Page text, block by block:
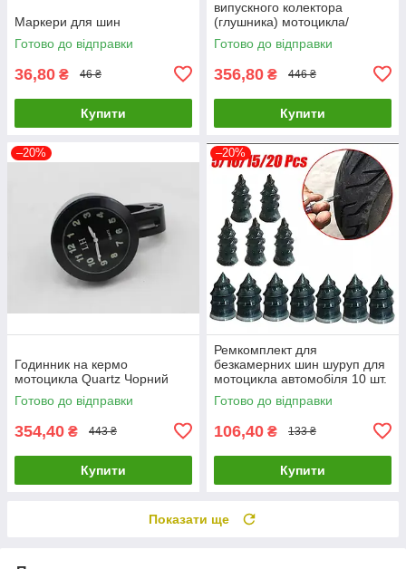
Маркери для шин
Готово до відправки
36,80 ₴ 46 ₴
Купити
випускного колектора
(глушника) мотоцикла/
автомобіля
Готово до відправки
356,80 ₴ 446 ₴
Купити
–20%
Годинник на кермо
мотоцикла Quartz Чорний
Готово до відправки
354,40 ₴ 443 ₴
Купити
–20%
Ремкомплект для
безкамерних шин шуруп для
мотоцикла автомобіля 10 шт.
Готово до відправки
106,40 ₴ 133 ₴
Купити
Показати ще